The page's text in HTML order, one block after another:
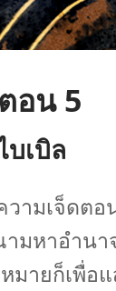
อน 5
เบิล
าม​เจ็ด​ตอ
มหาอำนา
มาย​ก็​เพื่อ​